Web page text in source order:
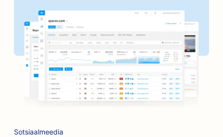
SEO juuksuripoodidele
SEO pankadele
SEO raamatupoodidele
SEO grillimisvõimaluste jaoks
SEO lauamängude kohvikutele
Sotsiaalmeedia